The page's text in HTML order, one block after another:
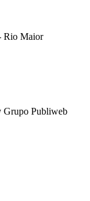
Rio Maior
Grupo Publiweb